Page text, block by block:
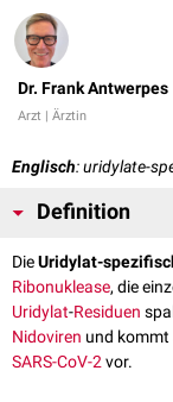
Dr. Frank Antwerpes
Arzt | Ärztin
Englisch: uridylate-
Definition
DieUridylat-
Ribonuklease, die
Uridylat-Residuen
Nidoviren und kommt
SARS-CoV-2vor.